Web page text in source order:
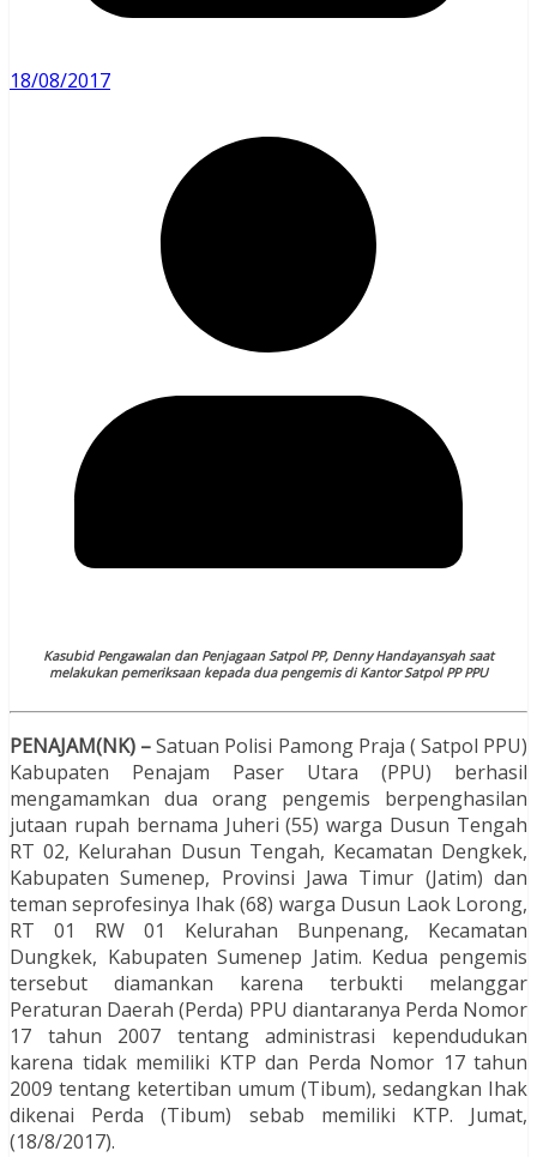
18/08/2017
Kasubid Pengawalan dan Penjagaan Satpol PP, Denny Handayansyah saat
melakukan pemeriksaan kepada dua pengemis di Kantor Satpol PP PPU
PENAJAM(NK) –Satuan Polisi Pamong Praja ( Satpol PPU)
Kabupaten Penajam Paser Utara (PPU) berhasil
mengamamkan dua orang pengemis berpenghasilan
jutaan rupah bernama Juheri (55) warga Dusun Tengah
RT 02, Kelurahan Dusun Tengah, Kecamatan Dengkek,
Kabupaten Sumenep, Provinsi Jawa Timur (Jatim) dan
teman seprofesinya Ihak (68) warga Dusun Laok Lorong,
RT 01 RW 01 Kelurahan Bunpenang, Kecamatan
Dungkek, Kabupaten Sumenep Jatim. Kedua pengemis
tersebut diamankan karena terbukti melanggar
Peraturan Daerah (Perda) PPU diantaranya Perda Nomor
17 tahun 2007 tentang administrasi kependudukan
karena tidak memiliki KTP dan Perda Nomor 17 tahun
2009 tentang ketertiban umum (Tibum), sedangkan Ihak
dikenai Perda (Tibum) sebab memiliki KTP. Jumat,
(18/8/2017).